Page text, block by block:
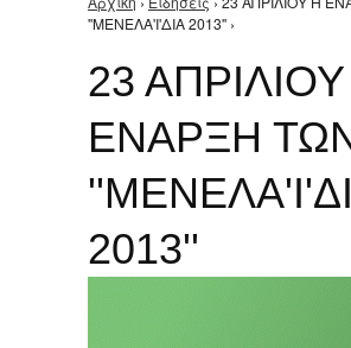
Είστε εδώ
''ΜΕΝΕΛΑ'Ι'ΔΙΑ 2013'' ›
23
ΕΝΑΡΞΗ
2013''